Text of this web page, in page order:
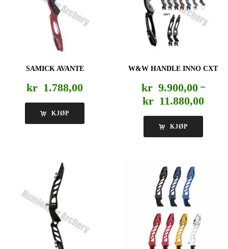
SAMICK AVANTE
kr 1.788,00
KJØP
W&W HANDLE INNO CXT
kr 9.900,00 –
kr 11.880,00
KJØP